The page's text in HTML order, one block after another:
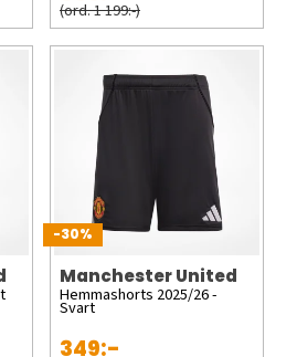
(ord. 1 199:-)
-30%
Manchester United
Hemmashorts 2025/26 -
Svart
349:-